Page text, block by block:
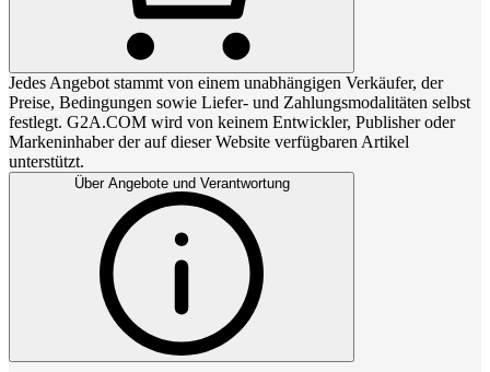
Jedes Angebot stammt von einem unabhängigen Verkäufer, der
Preise, Bedingungen sowie Liefer- und Zahlungsmodalitäten selbst
festlegt. G2A.COM wird von keinem Entwickler, Publisher oder
Markeninhaber der auf dieser Website verfügbaren Artikel
unterstützt.
Über Angebote und Verantwortung